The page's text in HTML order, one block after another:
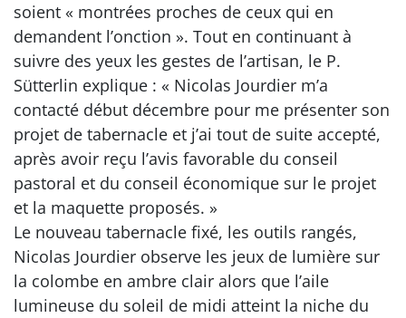
soient « montrées proches de ceux qui en
demandent l’onction ». Tout en continuant à
suivre des yeux les gestes de l’artisan, le P.
Sütterlin explique : « Nicolas Jourdier m’a
contacté début décembre pour me présenter son
projet de tabernacle et j’ai tout de suite accepté,
après avoir reçu l’avis favorable du conseil
pastoral et du conseil économique sur le projet
et la maquette proposés. »
Le nouveau tabernacle fixé, les outils rangés,
Nicolas Jourdier observe les jeux de lumière sur
la colombe en ambre clair alors que l’aile
lumineuse du soleil de midi atteint la niche du